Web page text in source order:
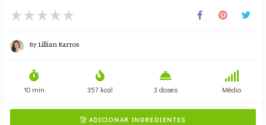
ByLillian Barros
10 min 357 kcal 3 doses Médio
ADICIONAR INGREDIENTES